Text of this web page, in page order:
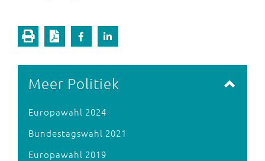
Meer Politiek
Europawahl 2024
Bundestagswahl 2021
Europawahl 2019